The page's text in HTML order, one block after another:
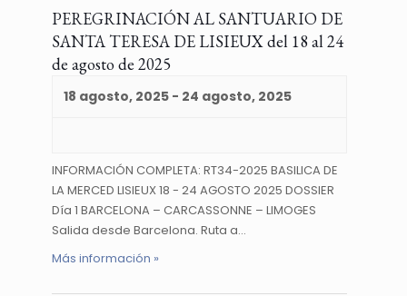
PEREGRINACIÓN AL SANTUARIO DE
SANTA TERESA DE LISIEUX del 18 al 24
de agosto de 2025
18 agosto, 2025- 24 agosto, 2025
INFORMACIÓN COMPLETA: RT34-2025 BASILICA DE
LA MERCED LISIEUX 18 - 24 AGOSTO 2025 DOSSIER
Día 1 BARCELONA – CARCASSONNE – LIMOGES
Salida desde Barcelona. Ruta a…
Más información »